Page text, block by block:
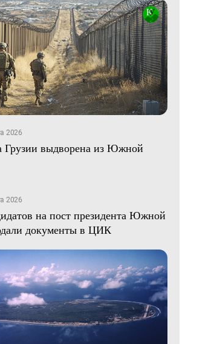
2026
Грузии выдворена из Южной
2026
на пост президента Южной
документы в ЦИК